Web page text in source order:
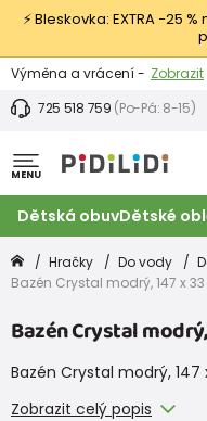
⚡ Bleskovka: EXTRA −25
Výměna a vrácení - Zobrazit
Sleva 100 Kč na první nákup -
725 518 759 (Po-Pá: 8-15)
MENU
Dětská obuvDětské
Hračky Do vody
Bazén Crystal modrý, 147 x 33
Bazén Crystal modrý,
Bazén Crystal modrý, 147
Zobrazit celý popis